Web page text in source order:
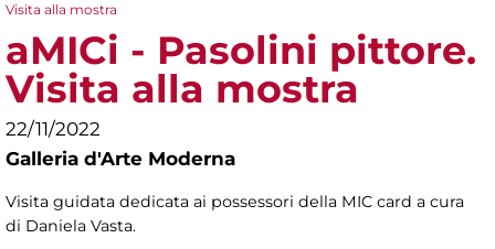
You are here
Visita alla mostra
aMICi - Pasolini pittore.
Visita alla mostra
22/11/2022
Galleria d'Arte Moderna
Visita guidata dedicata ai possessori della MIC card a cura
di Daniela Vasta.